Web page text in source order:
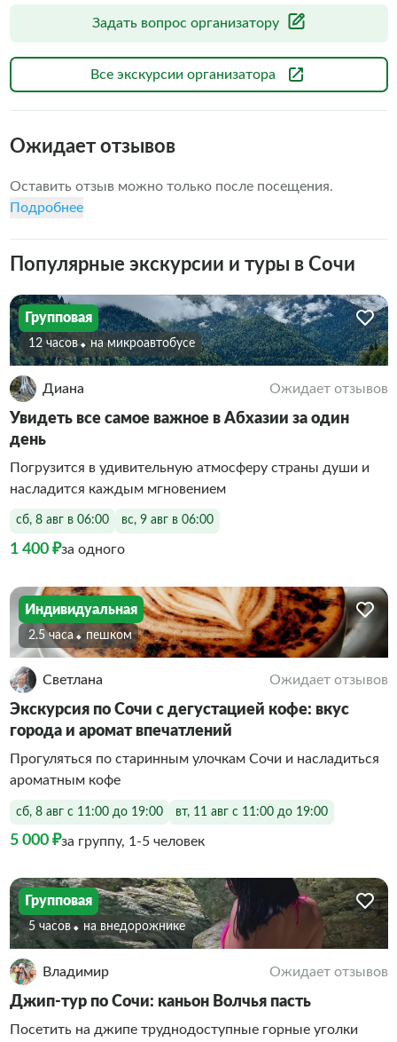
• являемся официальный перевозчиком;
• своя диспетчерская служба;
• водители проходят ежедневный врачебный осмотр на
яркими впечатлениями.
эмоции!
Задать вопрос организатору
Все экскурсии организатора
Ожидает отзывов
Оставить отзыв можно только после посещения.
Подробнее
Популярные экскурсии и туры в Сочи
Групповая
12 часов На микроавтобусе
Диана Ожидает отзывов
Увидеть все самое важное в Абхазии за один
день
Погрузится в удивительную атмосферу страны души и
насладится каждым мгновением
сб, 8 авг в 06:00 вс, 9 авг в 06:00
1 400 ₽за одного
Индивидуальная
2.5 часа Пешком
Светлана Ожидает отзывов
Экскурсия по Сочи с дегустацией кофе: вкус
города и аромат впечатлений
Прогуляться по старинным улочкам Сочи и насладиться
ароматным кофе
сб, 8 авг с 11:00 до 19:00 вт, 11 авг с 11:00 до 19:00
5 000 ₽за группу, 1-5 человек
Групповая
5 часов На внедорожнике
Владимир Ожидает отзывов
Джип-тур по Сочи: каньон Волчья пасть
Посетить на джипе труднодоступные горные уголки